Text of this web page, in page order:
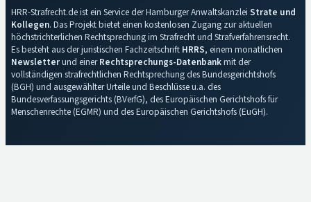
HRR-Strafrecht.de ist ein Service der Hamburger Anwaltskanzlei Strate und
Kollegen. Das Projekt bietet einen kostenlosen Zugang zur aktuellen
höchstrichterlichen Rechtsprechung im Strafrecht und Strafverfahrensrecht.
Es besteht aus der juristischen Fachzeitschrift HRRS, einem monatlichen
Newsletterund einerRechtsprechungs-Datenbankmit der
vollständigen strafrechtlichen Rechtsprechung des Bundesgerichtshofs
(BGH) und ausgewählter Urteile und Beschlüsse u.a. des
Bundesverfassungsgerichts (BVerfG), des Europäischen Gerichtshofs für
Menschenrechte (EGMR) und des Europäischen Gerichtshofs (EuGH).